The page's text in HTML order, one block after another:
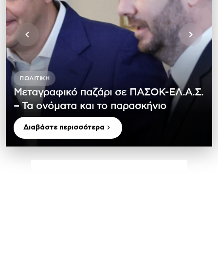
ΠΟΛΙΤΙΚΉ
Μεταγραφικό παζάρι σε ΠΑΣΟΚ-ΕΛ.Α.Σ.
– Τα ονόματα και το παρασκήνιο
Διαβάστε περισσότερα